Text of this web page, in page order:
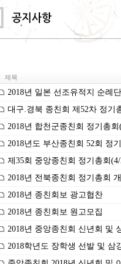
제목
2018년 일본 선조유적지 순례
대구.경북 종친회 제52차 정기
2018년 합천군종친회 정기총회
2018년도 부산종친회 52회 정
제35회 중앙종친회 정기총회
2018년 전북종친회 정기총회
2018년 종친회보 광고협찬
2018년 종친회보 원고모집
2018년 중앙종친회 신년회 및
2018학년도 장학생 선발 및 삼